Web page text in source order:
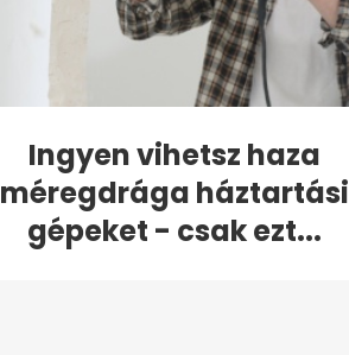
Ingyen vihetsz haza
méregdrága háztartási
gépeket - csak ezt...